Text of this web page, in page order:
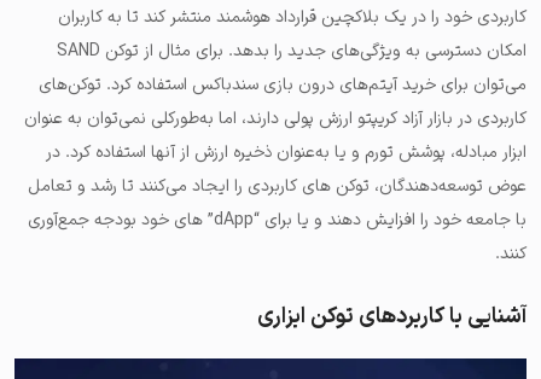
کاربردی خود را در یک بلاکچین قرارداد هوشمند منتشر کند تا به کاربران
امکان دسترسی به ویژگی‌های جدید را بدهد. برای مثال از توکن SAND
می‌توان برای خرید آیتم‌‌های درون بازی سندباکس استفاده کرد. توکن‌های
کاربردی در بازار آزاد کریپتو ارزش پولی دارند، اما به‌طورکلی نمی‌توان به عنوان
ابزار مبادله، پوشش تورم و یا به‌عنوان ذخیره ارزش از آنها استفاده کرد. در
عوض توسعه‌دهندگان، توکن های کاربردی را ایجاد می‌کنند تا رشد و تعامل
با جامعه خود را افزایش دهند و یا برای “dApp” های خود بودجه جمع‌آوری
کنند.
آشنایی با کاربردهای توکن ابزاری